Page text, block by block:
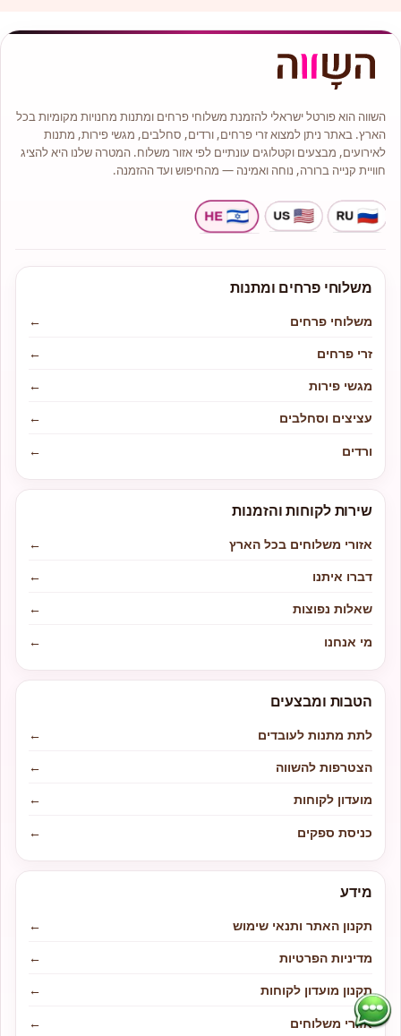
השווה הוא פורטל ישראלי להזמנת משלוחי פרחים ומתנות מחנויות מקומיות בכל
הארץ. באתר ניתן למצוא זרי פרחים, ורדים, סחלבים, מגשי פירות, מתנות
לאירועים, מבצעים וקטלוגים עונתיים לפי אזור משלוח. המטרה שלנו היא להציג
חוויית קנייה ברורה, נוחה ואמינה — מהחיפוש ועד ההזמנה.
משלוחי פרחים ומתנות
משלוחי פרחים
←
זרי פרחים
←
מגשי פירות
←
עציצים וסחלבים
←
ורדים
←
שירות לקוחות והזמנות
אזורי משלוחים בכל הארץ
←
דברו איתנו
←
שאלות נפוצות
←
מי אנחנו
←
הטבות ומבצעים
לתת מתנות לעובדים
←
הצטרפות להשווה
←
מועדון לקוחות
←
כניסת ספקים
←
מידע
תקנון האתר ותנאי שימוש
←
מדיניות הפרטיות
←
תקנון מועדון לקוחות
←
אזורי משלוחים
←